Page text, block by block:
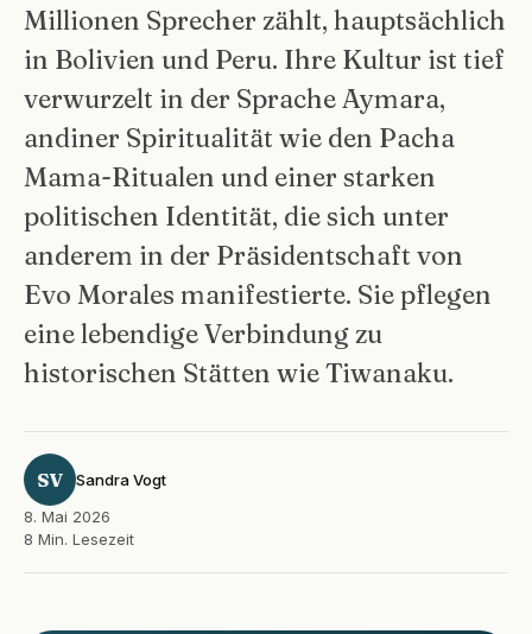
Millionen Sprecher zählt, hauptsächlich
in Bolivien und Peru. Ihre Kultur ist tief
verwurzelt in der Sprache Aymara,
andiner Spiritualität wie den Pacha
Mama-Ritualen und einer starken
politischen Identität, die sich unter
anderem in der Präsidentschaft von
Evo Morales manifestierte. Sie pflegen
eine lebendige Verbindung zu
historischen Stätten wie Tiwanaku.
SV
Sandra Vogt
8. Mai 2026
8 Min. Lesezeit